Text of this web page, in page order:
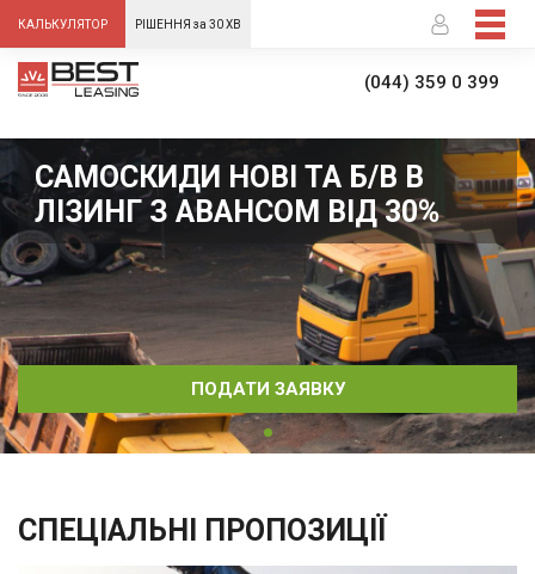
КАЛЬКУЛЯТОР РІШЕННЯ за 30 ХВ
(044) 359 0 399
САМОСКИДИ НОВІ ТА Б/В В
ЛІЗИНГ З АВАНСОМ ВІД 30%
ПОДАТИ ЗАЯВКУ
СПЕЦІАЛЬНІ ПРОПОЗИЦІЇ